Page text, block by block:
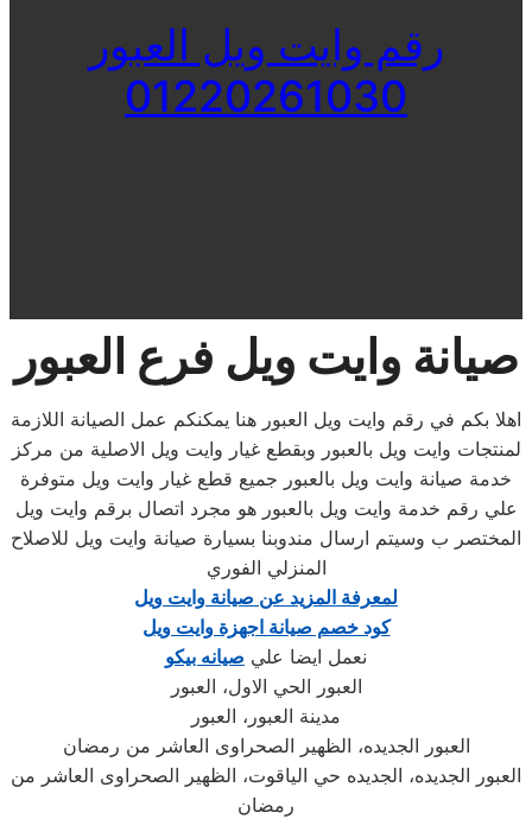
رقم وايت ويل العبور
01220261030
صيانة وايت ويل فرع العبور
اهلا بكم في رقم وايت ويل العبور هنا يمكنكم عمل الصيانة اللازمة
لمنتجات وايت ويل بالعبور وبقطع غيار وايت ويل الاصلية من مركز
خدمة صيانة وايت ويل بالعبور جميع قطع غيار وايت ويل متوفرة
علي رقم خدمة وايت ويل بالعبور هو مجرد اتصال برقم وايت ويل
المختصر ب وسيتم ارسال مندوبنا بسيارة صيانة وايت ويل للاصلاح
المنزلي الفوري
لمعرفة المزيد عن صيانة وايت ويل
كود خصم صيانة اجهزة وايت ويل
نعمل ايضا علي صيانه بيكو
العبور الحي الاول، العبور
مدينة العبور، العبور
العبور الجديده، الظهير الصحراوى العاشر من رمضان
العبور الجديده، الجديده حي الياقوت، الظهير الصحراوى العاشر من
رمضان